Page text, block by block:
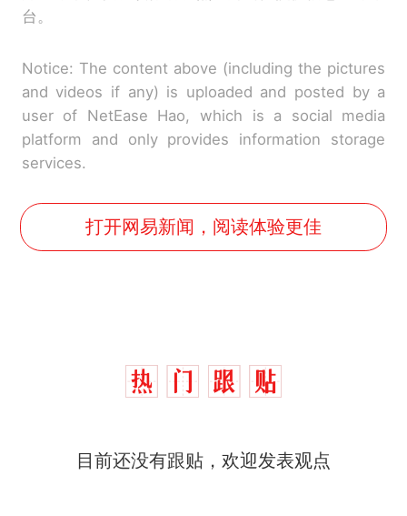
台。
Notice: The content above (including the pictures
and videos if any) is uploaded and posted by a
user of NetEase Hao, which is a social media
platform and only provides information storage
services.
打开网易新闻，阅读体验更佳
目前还没有跟贴，欢迎发表观点
么？